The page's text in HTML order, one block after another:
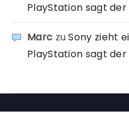
PlayStation sagt
Marc zuSony zieht
PlayStation sagt